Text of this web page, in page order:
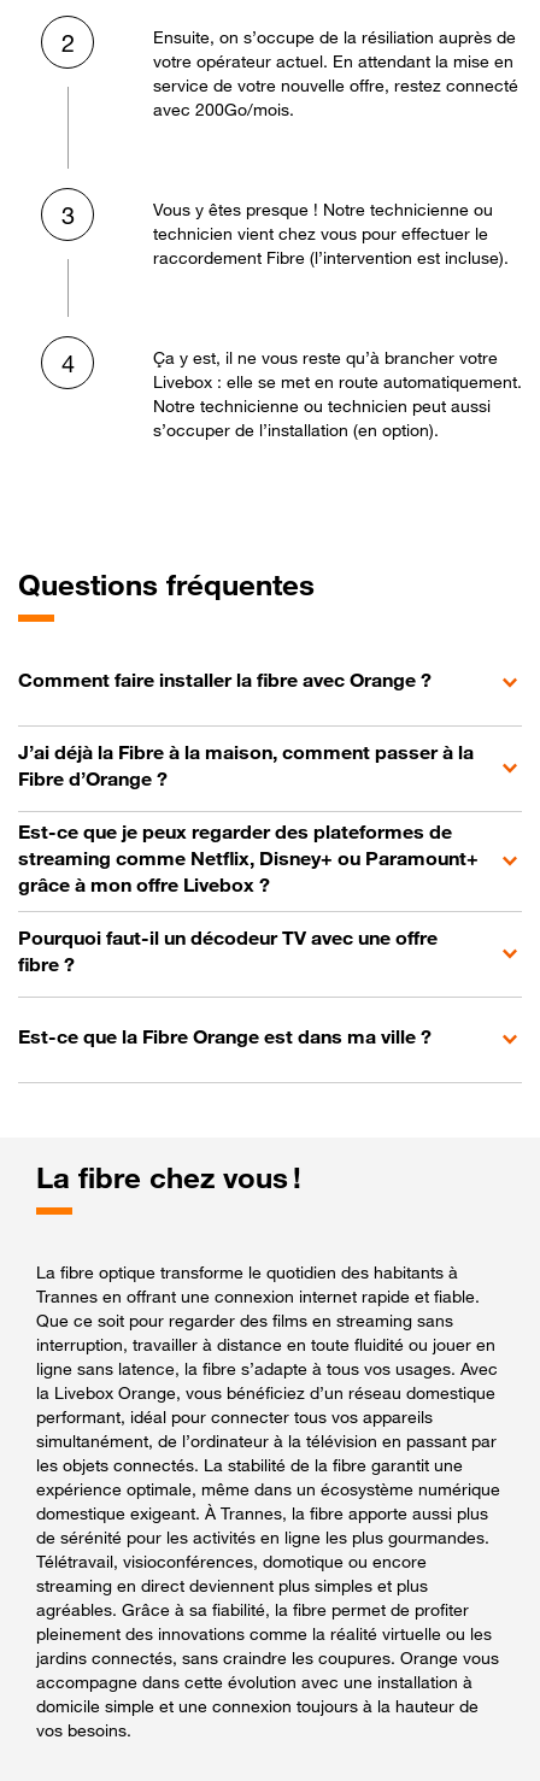
2
Ensuite, on s’occupe de la résiliation auprès de
votre opérateur actuel. En attendant la mise en
service de votre nouvelle offre, restez connecté
avec 200Go/mois.
3
Vous y êtes presque ! Notre technicienne ou
technicien vient chez vous pour effectuer le
raccordement Fibre (l’intervention est incluse).
4
Ça y est, il ne vous reste qu’à brancher votre
Livebox : elle se met en route automatiquement.
Notre technicienne ou technicien peut aussi
s’occuper de l’installation (en option).
Questions fréquentes
Comment faire installer la fibre avec Orange ?
J’ai déjà la Fibre à la maison, comment passer à la
Fibre d’Orange ?
Est-ce que je peux regarder des plateformes de
streaming comme Netflix, Disney+ ou Paramount+
grâce à mon offre Livebox ?
Pourquoi faut-il un décodeur TV avec une offre
fibre ?
Est-ce que la Fibre Orange est dans ma ville ?
La fibre chez vous !
La fibre optique transforme le quotidien des habitants à
Trannes en offrant une connexion internet rapide et fiable.
Que ce soit pour regarder des films en streaming sans
interruption, travailler à distance en toute fluidité ou jouer en
ligne sans latence, la fibre s’adapte à tous vos usages. Avec
la Livebox Orange, vous bénéficiez d’un réseau domestique
performant, idéal pour connecter tous vos appareils
simultanément, de l’ordinateur à la télévision en passant par
les objets connectés. La stabilité de la fibre garantit une
expérience optimale, même dans un écosystème numérique
domestique exigeant. À Trannes, la fibre apporte aussi plus
de sérénité pour les activités en ligne les plus gourmandes.
Télétravail, visioconférences, domotique ou encore
streaming en direct deviennent plus simples et plus
agréables. Grâce à sa fiabilité, la fibre permet de profiter
pleinement des innovations comme la réalité virtuelle ou les
jardins connectés, sans craindre les coupures. Orange vous
accompagne dans cette évolution avec une installation à
domicile simple et une connexion toujours à la hauteur de
vos besoins.